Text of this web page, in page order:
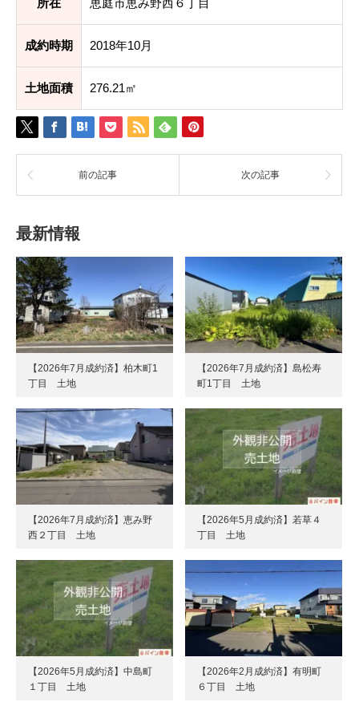
所在 恵庭市恵み野西６丁目
成約時期 2018年10月
土地面積 276.21㎡
前の記事 次の記事
最新情報
【2026年7月成約済】柏木町1
丁目 土地
【2026年7月成約済】島松寿
町1丁目 土地
【2026年7月成約済】恵み野
西２丁目 土地
【2026年5月成約済】若草４
丁目 土地
【2026年5月成約済】中島町
１丁目 土地
【2026年2月成約済】有明町
６丁目 土地